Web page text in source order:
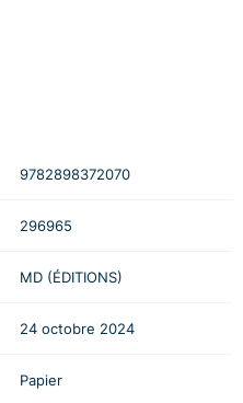
9782898372070
296965
MD (ÉDITIONS)
24 octobre 2024
Papier